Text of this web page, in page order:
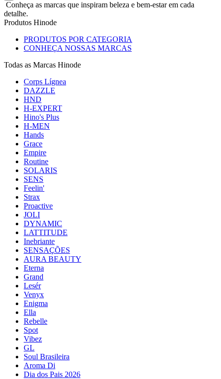
Conheça as marcas que inspiram beleza e bem-estar em cada
detalhe.
Produtos Hinode
PRODUTOS POR CATEGORIA
CONHEÇA NOSSAS MARCAS
Todas as Marcas Hinode
Corps Lígnea
DAZZLE
HND
H-EXPERT
Hino's Plus
H-MEN
Hands
Grace
Empire
Routine
SOLARIS
SENS
Feelin'
Strax
Proactive
JOLI
DYNAMIC
LATTITUDE
Inebriante
SENSAÇÕES
AURA BEAUTY
Eterna
Grand
Lesér
Venyx
Enigma
Ella
Rebelle
Spot
Vibez
GL
Soul Brasileira
Aroma Di
Dia dos Pais 2026